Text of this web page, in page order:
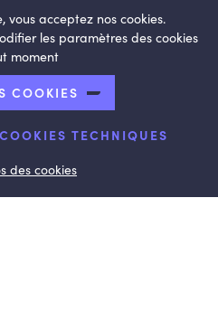
des Engagés nivellois
vous acceptez nos cookies.
les paramètres des cookies
moment
COOKIES
TECHNIQUES
des cookies